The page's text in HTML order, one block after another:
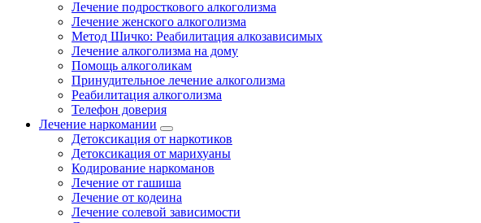
Лечение подросткового алкоголизма
Лечение женского алкоголизма
Метод Шичко: Реабилитация алкозависимых
Лечение алкоголизма на дому
Помощь алкоголикам
Принудительное лечение алкоголизма
Реабилитация алкоголизма
Телефон доверия
Лечение наркомании
Детоксикация от наркотиков
Детоксикация от марихуаны
Кодирование наркоманов
Лечение от гашиша
Лечение от кодеина
Лечение солевой зависимости